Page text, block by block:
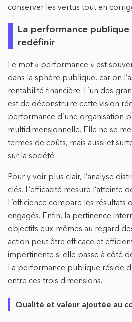
conserver les vertus tout en
La performance
redéfinir
Le mot « performance » est
dans la sphère publique, car on
rentabilité financière. L’un des
est de déconstruire cette vision
performance d’une organisation
multidimensionnelle. Elle ne se
termes de coûts, mais aussi et
sur la société.
Pour y voir plus clair, l’analyse
clés. L’efficacité mesure l’atteinte
L’efficience compare les résultats
engagés. Enfin, la pertinence
objectifs eux-mêmes au regard
action peut être efficace et
impertinente si elle passe à côté
La performance publique réside
entre ces trois dimensions.
Qualité et valeur ajoutée au